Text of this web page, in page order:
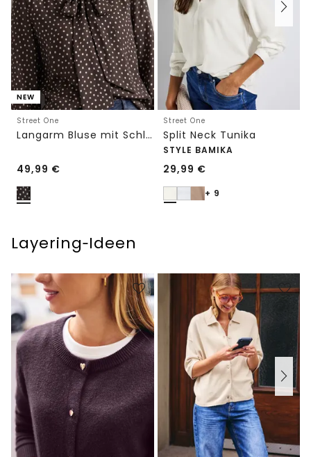
NEW
Street One
Langarm Bluse mit Schleifendetail
49,99 €
Street One
Split Neck Tunika
STYLE BAMIKA
29,99 €
+ 9
Layering‑Ideen